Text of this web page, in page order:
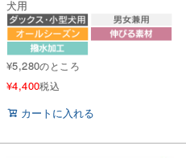
犬用
¥5,280のところ
¥4,400税込
カートに入れる